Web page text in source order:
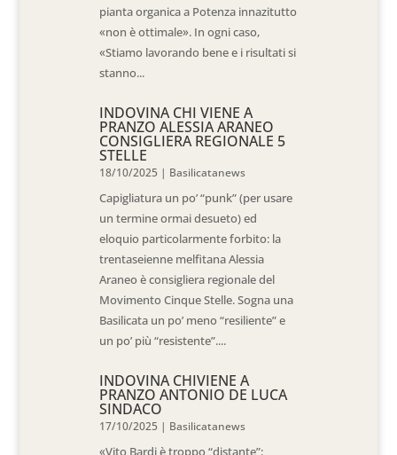
pianta organica a Potenza innazitutto
«non è ottimale». In ogni caso,
«Stiamo lavorando bene e i risultati si
stanno...
INDOVINA CHI VIENE A
PRANZO ALESSIA ARANEO
CONSIGLIERA REGIONALE 5
STELLE
18/10/2025 | Basilicatanews
Capigliatura un po’ “punk” (per usare
un termine ormai desueto) ed
eloquio particolarmente forbito: la
trentaseienne melfitana Alessia
Araneo è consigliera regionale del
Movimento Cinque Stelle. Sogna una
Basilicata un po’ meno “resiliente” e
un po’ più “resistente”....
INDOVINA CHIVIENE A
PRANZO ANTONIO DE LUCA
SINDACO
17/10/2025 | Basilicatanews
«Vito Bardi è troppo “distante”: